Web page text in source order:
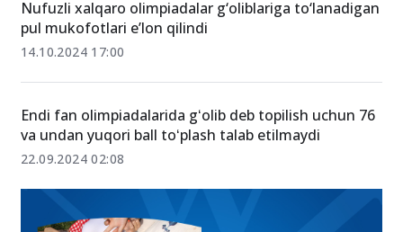
Nufuzli xalqaro olimpiadalar g‘oliblariga to‘lanadigan
pul mukofotlari e’lon qilindi
14.10.2024 17:00
Endi fan olimpiadalarida gʻolib deb topilish uchun 76
va undan yuqori ball toʻplash talab etilmaydi
22.09.2024 02:08